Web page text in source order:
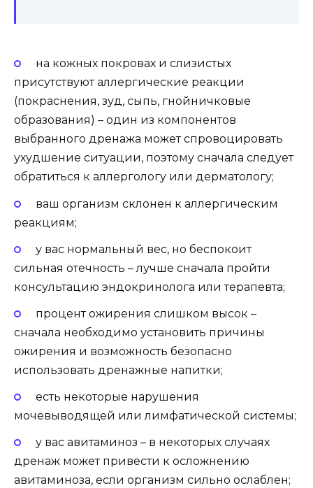
на кожных покровах и слизистых
присутствуют аллергические реакции
(покраснения, зуд, сыпь, гнойничковые
образования) – один из компонентов
выбранного дренажа может спровоцировать
ухудшение ситуации, поэтому сначала следует
обратиться к аллергологу или дерматологу;
ваш организм склонен к аллергическим
реакциям;
у вас нормальный вес, но беспокоит
сильная отечность – лучше сначала пройти
консультацию эндокринолога или терапевта;
процент ожирения слишком высок –
сначала необходимо установить причины
ожирения и возможность безопасно
использовать дренажные напитки;
есть некоторые нарушения
мочевыводящей или лимфатической системы;
у вас авитаминоз – в некоторых случаях
дренаж может привести к осложнению
авитаминоза, если организм сильно ослаблен;